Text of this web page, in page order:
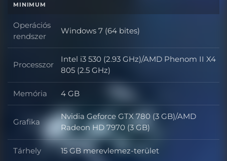
MINIMUM
Operációs
rendszer
Operációs rendszer
Windows 7 (64 bites)
Processzor Processzor
Intel i3 530 (2.93 GHz)/AMD Phenom II X4
805 (2.5 GHz)
Memória Memória
4 GB
Grafika Grafika
Nvidia Geforce GTX 780 (3 GB)/AMD
Radeon HD 7970 (3 GB)
Tárhely Tárhely
15 GB merevlemez-terület